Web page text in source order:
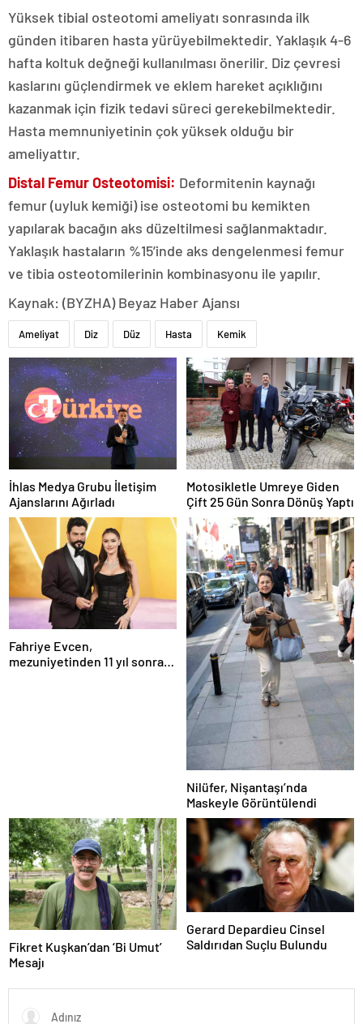
Yüksek tibial osteotomi ameliyatı sonrasında ilk
günden itibaren hasta yürüyebilmektedir. Yaklaşık 4-6
hafta koltuk değneği kullanılması önerilir. Diz çevresi
kaslarını güçlendirmek ve eklem hareket açıklığını
kazanmak için fizik tedavi süreci gerekebilmektedir.
Hasta memnuniyetinin çok yüksek olduğu bir
ameliyattır.
Distal Femur Osteotomisi: Deformitenin kaynağı
femur (uyluk kemiği) ise osteotomi bu kemikten
yapılarak bacağın aks düzeltilmesi sağlanmaktadır.
Yaklaşık hastaların %15’inde aks dengelenmesi femur
ve tibia osteotomilerinin kombinasyonu ile yapılır.
Kaynak: (BYZHA) Beyaz Haber Ajansı
Ameliyat Diz Düz Hasta Kemik
İhlas Medya Grubu İletişim
Ajanslarını Ağırladı
Motosikletle Umreye Giden
Çift 25 Gün Sonra Dönüş Yaptı
Fahriye Evcen,
mezuniyetinden 11 yıl sonra
Nilüfer, Nişantaşı’nda
Maskeyle Görüntülendi
Fikret Kuşkan’dan ‘Bi Umut’
Mesajı
Gerard Depardieu Cinsel
Saldırıdan Suçlu Bulundu